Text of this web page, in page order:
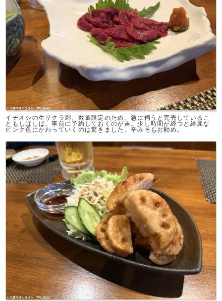
イチオシの生サクラ刺。数量限定のため、急に伺うと完売しているこ
ともしばしば。事前に予約しておくのが吉。少し時間が経つと綺麗な
ピンク色にかわっていくのは驚きました。辛みそもお勧め。